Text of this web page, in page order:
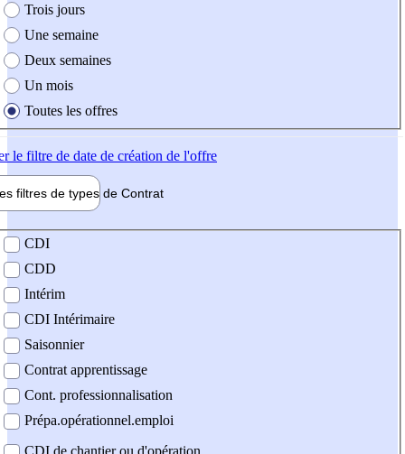
Trois jours
Une semaine
Deux semaines
Un mois
Toutes les offres
le filtre de date de création de l'offre
filtres de types de Contrat
contrat
CDI
CDD
Intérim
CDI Intérimaire
Saisonnier
Contrat apprentissage
Cont. professionnalisation
Prépa.opérationnel.emploi